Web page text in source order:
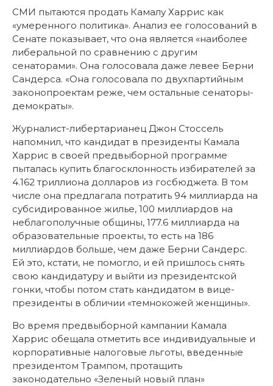
СМИ пытаются продать Камалу Харрис как
«умеренного политика». Анализ ее голосований в
Сенате показывает, что она является «наиболее
либеральной по сравнению с другим
сенаторами». Она голосовала даже левее Берни
Сандерса. «Она голосовала по двухпартийным
законопроектам реже, чем остальные сенаторы-
демократы».
Журналист-либертарианец Джон Стоссель
напомнил, что кандидат в президенты Камала
Харрис в своей предвыборной программе
пыталась купить благосклонность избирателей за
4.162 триллиона долларов из госбюджета. В том
числе она предлагала потратить 94 миллиарда на
субсидированное жилье, 100 миллиардов на
неблагополучные общины, 177.6 миллиарда на
образовательные проекты, то есть на 186
миллиардов больше, чем даже Берни Сандерс.
Ей это, кстати, не помогло, и ей пришлось снять
свою кандидатуру и выйти из президентской
гонки, чтобы потом стать кандидатом в вице-
президенты в обличии «темнокожей женщины».
Во время предвыборной кампании Камала
Харрис обещала отметить все индивидуальные и
корпоративные налоговые льготы, введенные
президентом Трампом, протащить
законодательно «Зеленый новый план»